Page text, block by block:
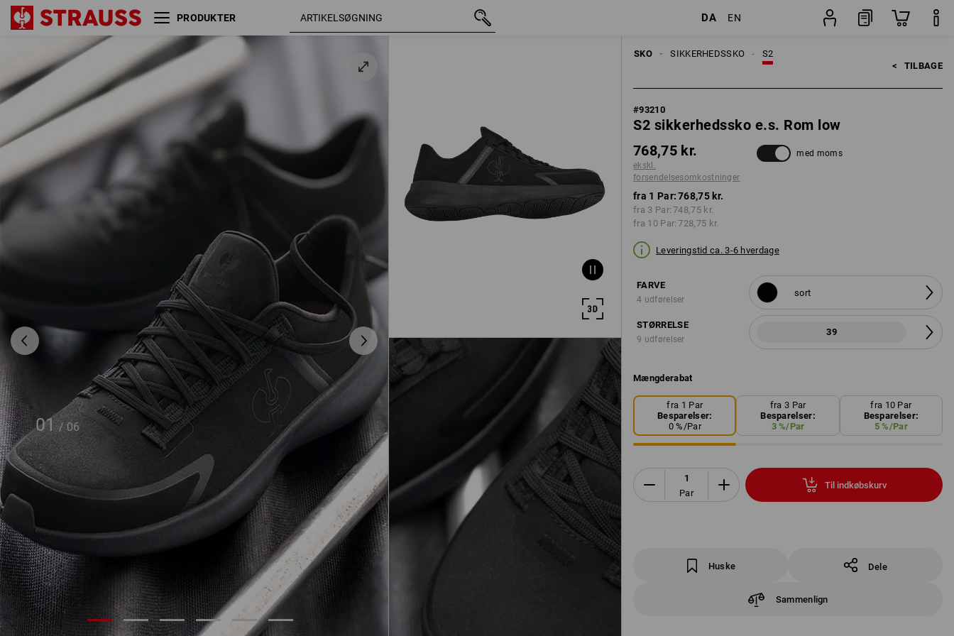
PRODUKTER DA EN
01 / 06
SKO S2
SIKKERHEDSSKO
< TILBAGE
#93210
S2 sikkerhedssko e.s. Rom low
768,75 kr.
ekskl.
forsendelsesomkostninger
med moms
fra 1 Par:768,75 kr.
fra 3 Par: 748,75 kr.
fra 10 Par: 728,75 kr.
Leveringstid ca. 3-6 hverdage
FARVE
4 udførelser
sort
STØRRELSE
9 udførelser
39
Mængderabat
fra 1 Par
Besparelser:
0 %/Par
fra 3 Par
Besparelser:
3%/Par
fra 10 Par
Besparelser:
5 %/Par
Par
Til indkøbskurv
Huske Dele
Sammenlign
S2 sikkerhedssko e.s. Rom low sort 39 768,75 kr.